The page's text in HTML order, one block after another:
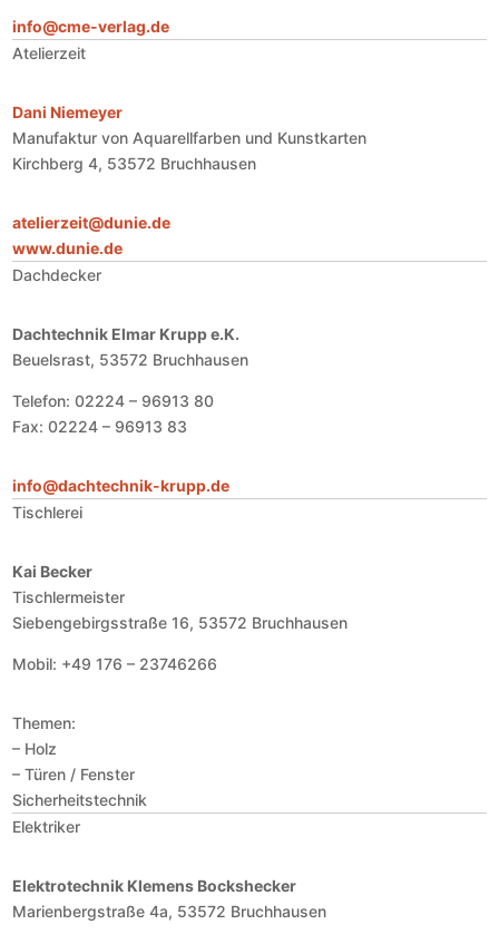
info@cme-verlag.de
Atelierzeit
Dani Niemeyer
Manufaktur von Aquarellfarben und Kunstkarten
Kirchberg 4, 53572 Bruchhausen
atelierzeit@dunie.de
www.dunie.de
Dachdecker
Dachtechnik Elmar Krupp e.K.
Beuelsrast, 53572 Bruchhausen
Telefon: 02224 – 96913 80
Fax: 02224 – 96913 83
info@dachtechnik-krupp.de
Tischlerei
Kai Becker
Tischlermeister
Siebengebirgsstraße 16, 53572 Bruchhausen
Mobil: +49 176 – 23746266
Themen:
– Holz
– Türen / Fenster
Sicherheitstechnik
Elektriker
Elektrotechnik Klemens Bockshecker
Marienbergstraße 4a, 53572 Bruchhausen